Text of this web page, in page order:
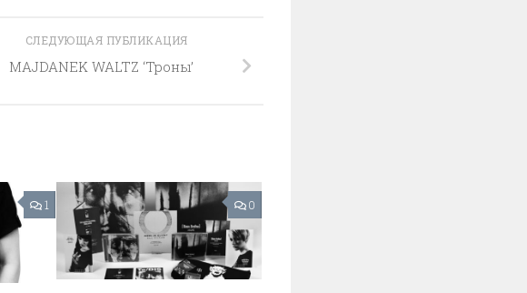
СЛЕДУЮЩАЯ ПУБЛИКАЦИЯ
MAJDANEK WALTZ ‘Троны’
1 0